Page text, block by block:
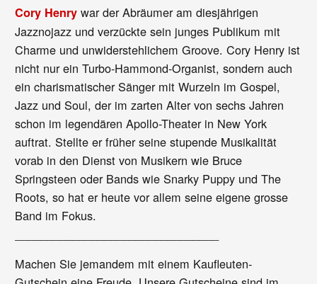
Cory Henry war der Abräumer am diesjährigen
Jazznojazz und verzückte sein junges Publikum mit
Charme und unwiderstehlichem Groove. Cory Henry ist
nicht nur ein Turbo-Hammond-Organist, sondern auch
ein charismatischer Sänger mit Wurzeln im Gospel,
Jazz und Soul, der im zarten Alter von sechs Jahren
schon im legendären Apollo-Theater in New York
auftrat. Stellte er früher seine stupende Musikalität
vorab in den Dienst von Musikern wie Bruce
Springsteen oder Bands wie Snarky Puppy und The
Roots, so hat er heute vor allem seine eigene grosse
Band im Fokus.
Machen Sie jemandem mit einem Kaufleuten-